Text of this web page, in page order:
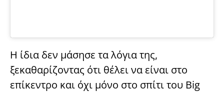
Η ίδια δεν μάσησε τα λόγια της,
ξεκαθαρίζοντας ότι θέλει να είναι στο
επίκεντρο και όχι μόνο στο σπίτι του Big